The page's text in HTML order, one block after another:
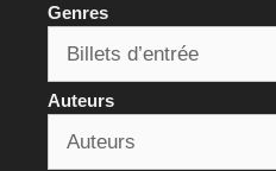
Genres
Auteurs